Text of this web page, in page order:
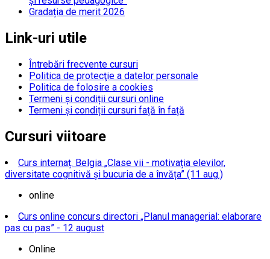
Gradația de merit 2026
Link-uri utile
Întrebări frecvente cursuri
Politica de protecţie a datelor personale
Politica de folosire a cookies
Termeni și condiții cursuri online
Termeni și condiții cursuri față în față
Cursuri viitoare
Curs internaț. Belgia „Clase vii - motivația elevilor,
diversitate cognitivă și bucuria de a învăța” (11 aug.)
online
Curs online concurs directori „Planul managerial: elaborare
pas cu pas” - 12 august
Online